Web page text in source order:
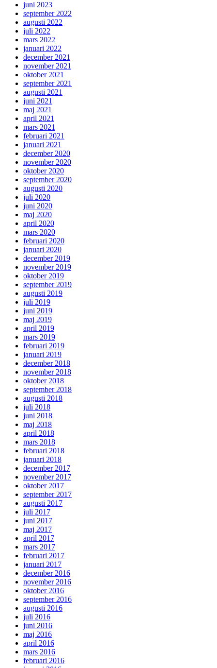
juni 2023
september 2022
augusti 2022
juli 2022
mars 2022
januari 2022
december 2021
november 2021
oktober 2021
september 2021
augusti 2021
juni 2021
maj 2021
april 2021
mars 2021
februari 2021
januari 2021
december 2020
november 2020
oktober 2020
september 2020
augusti 2020
juli 2020
juni 2020
maj 2020
april 2020
mars 2020
februari 2020
januari 2020
december 2019
november 2019
oktober 2019
september 2019
augusti 2019
juli 2019
juni 2019
maj 2019
april 2019
mars 2019
februari 2019
januari 2019
december 2018
november 2018
oktober 2018
september 2018
augusti 2018
juli 2018
juni 2018
maj 2018
april 2018
mars 2018
februari 2018
januari 2018
december 2017
november 2017
oktober 2017
september 2017
augusti 2017
juli 2017
juni 2017
maj 2017
april 2017
mars 2017
februari 2017
januari 2017
december 2016
november 2016
oktober 2016
september 2016
augusti 2016
juli 2016
juni 2016
maj 2016
april 2016
mars 2016
februari 2016